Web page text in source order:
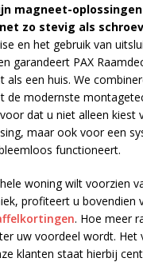
magneet-
zo stevig als
en het gebruik van
garandeert PAX
als een huis. We
de modernste
dat u niet alleen kiest
maar ook voor een
functioneert.
woning wilt voorzien
profiteert u bovendien
. Hoe meer
uw voordeel wordt. Het
klanten staat hierbij